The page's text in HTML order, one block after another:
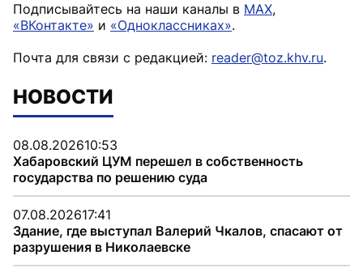
Подписывайтесь на наши каналы в MAX,
«ВКонтакте» и «Одноклассниках».
Почта для связи с редакцией: reader@toz.khv.ru.
НОВОСТИ
08.08.202610:53
Хабаровский ЦУМ перешел в собственность
государства по решению суда
07.08.202617:41
Здание, где выступал Валерий Чкалов, спасают от
разрушения в Николаевске